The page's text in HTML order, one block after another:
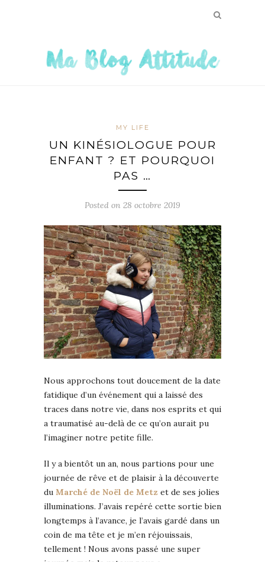
MY LIFE
UN KINÉSIOLOGUE POUR
ENFANT ? ET POURQUOI
PAS …
Posted on 28 octobre 2019
Nous approchons tout doucement de la date
fatidique d’un événement qui a laissé des
traces dans notre vie, dans nos esprits et qui
a traumatisé au-delà de ce qu’on aurait pu
l’imaginer notre petite fille.
Il y a bientôt un an, nous partions pour une
journée de rêve et de plaisir à la découverte
du Marché de Noël de Metz et de ses jolies
illuminations. J’avais repéré cette sortie bien
longtemps à l’avance, je l’avais gardé dans un
coin de ma tête et je m’en réjouissais,
tellement ! Nous avons passé une super